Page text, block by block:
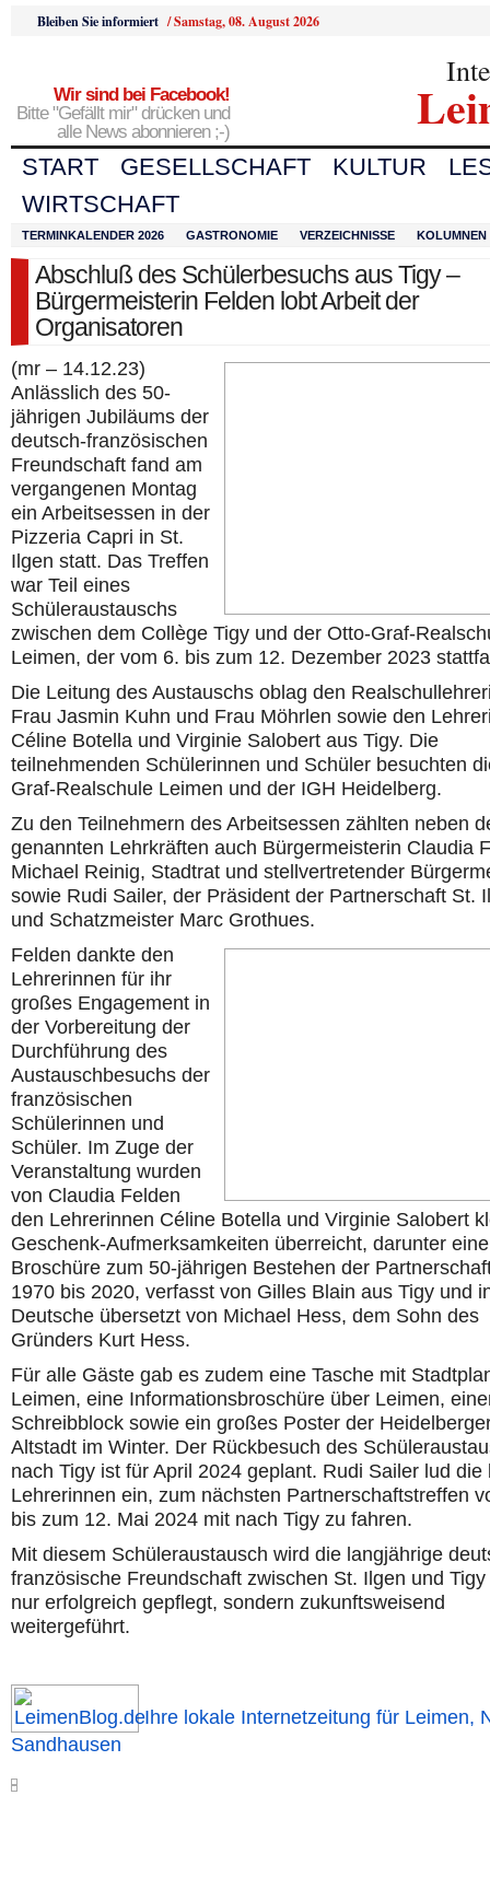
Bleiben Sie informiert /Samstag, 08. August 2026
Wir sind bei Facebook!
Bitte "Gefällt mir" drücken und
alle News abonnieren ;-)
START GESELLSCHAFT KULTUR
WIRTSCHAFT
TERMINKALENDER 2026 GASTRONOMIE VERZEICHNISSE KOLUMNEN
Abschluß des Schülerbesuchs aus Tigy –
Bürgermeisterin Felden lobt Arbeit der
Organisatoren
(mr – 14.12.23)
Anlässlich des 50-
jährigen Jubiläums der
deutsch-französischen
Freundschaft fand am
vergangenen Montag
ein Arbeitsessen in der
Pizzeria Capri in St.
Ilgen statt. Das Treffen
war Teil eines
Schüleraustauschs
zwischen dem Collège Tigy und der Otto-Graf-
Leimen, der vom 6. bis zum 12. Dezember 2023
Die Leitung des Austauschs oblag den
Frau Jasmin Kuhn und Frau Möhrlen sowie den
Céline Botella und Virginie Salobert aus Tigy. Die
teilnehmenden Schülerinnen und Schüler besuchten
Graf-Realschule Leimen und der IGH Heidelberg.
Zu den Teilnehmern des Arbeitsessen zählten neben
genannten Lehrkräften auch Bürgermeisterin Claudia
Michael Reinig, Stadtrat und stellvertretender
sowie Rudi Sailer, der Präsident der Partnerschaft St.
und Schatzmeister Marc Grothues.
Felden dankte den
Lehrerinnen für ihr
großes Engagement in
der Vorbereitung der
Durchführung des
Austauschbesuchs der
französischen
Schülerinnen und
Schüler. Im Zuge der
Veranstaltung wurden
von Claudia Felden
den Lehrerinnen Céline Botella und Virginie Salobert
Geschenk-Aufmerksamkeiten überreicht, darunter eine
Broschüre zum 50-jährigen Bestehen der
1970 bis 2020, verfasst von Gilles Blain aus Tigy und
Deutsche übersetzt von Michael Hess, dem Sohn des
Gründers Kurt Hess.
Für alle Gäste gab es zudem eine Tasche mit
Leimen, eine Informationsbroschüre über Leimen,
Schreibblock sowie ein großes Poster der
Altstadt im Winter. Der Rückbesuch des
nach Tigy ist für April 2024 geplant. Rudi Sailer lud die
Lehrerinnen ein, zum nächsten Partnerschaftstreffen
bis zum 12. Mai 2024 mit nach Tigy zu fahren.
Mit diesem Schüleraustausch wird die langjährige
französische Freundschaft zwischen St. Ilgen und
nur erfolgreich gepflegt, sondern zukunftsweisend
weitergeführt.
Ihre lokale Internetzeitung für Leimen,
Sandhausen